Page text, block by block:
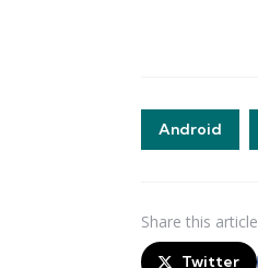
Android
Share this article
Twitter